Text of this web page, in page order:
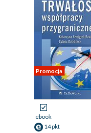
Promocja
ebook
14 pkt